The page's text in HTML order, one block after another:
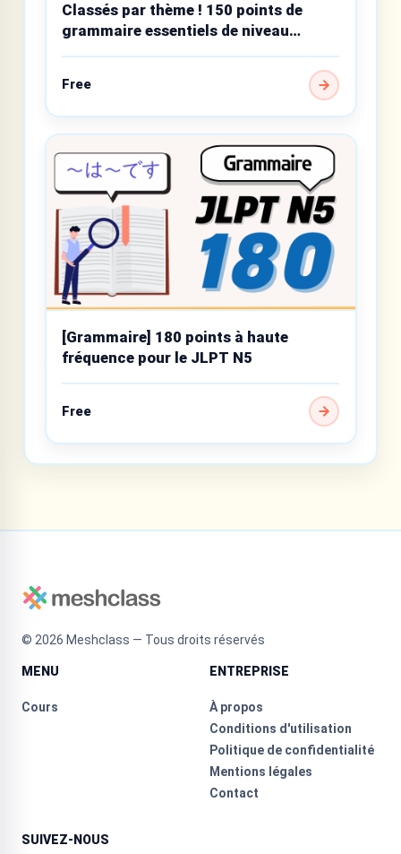
Classés par thème ! 150 points de
grammaire essentiels de niveau
débutant
Free
[Grammaire] 180 points à haute
fréquence pour le JLPT N5
Free
© 2026 Meshclass — Tous droits réservés
MENU
Cours
ENTREPRISE
À propos
Conditions d'utilisation
Politique de confidentialité
Mentions légales
Contact
SUIVEZ-NOUS